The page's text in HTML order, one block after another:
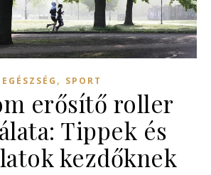
EGÉSZSÉG , SPORT
erősítő roller
Tippek és
kezdőknek